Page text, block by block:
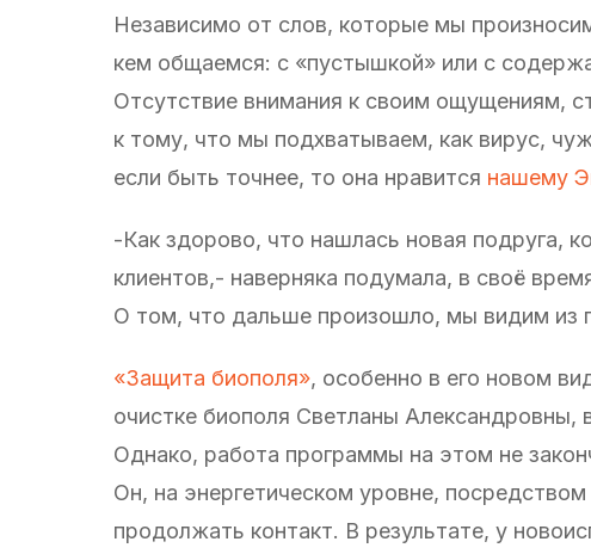
Независимо от слов, которые мы
кем общаемся: с «пустышкой» или с
Отсутствие внимания к своим ощущениям,
к тому, что мы подхватываем, как вирус,
если быть точнее, то она нравится нашему
-Как здорово, что нашлась новая подруга,
клиентов,- наверняка подумала, в своё
О том, что дальше произошло, мы видим из
«Защита биополя», особенно в его новом
очистке биополя Светланы Александровны,
Однако, работа программы на этом не
Он, на энергетическом уровне,
продолжать контакт. В результате, у